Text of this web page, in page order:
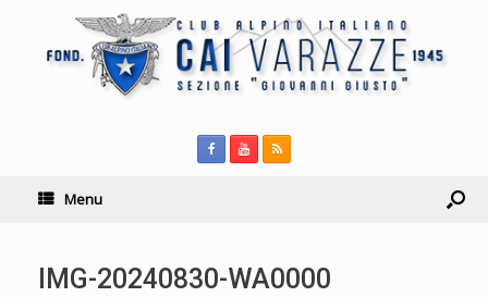
Menu
IMG-20240830-WA0000